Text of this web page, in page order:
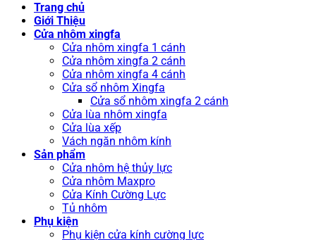
Trang chủ
Giới Thiệu
Cửa nhôm xingfa
Cửa nhôm xingfa 1 cánh
Cửa nhôm xingfa 2 cánh
Cửa nhôm xingfa 4 cánh
Cửa sổ nhôm Xingfa
Cửa sổ nhôm xingfa 2 cánh
Cửa lùa nhôm xingfa
Cửa lùa xếp
Vách ngăn nhôm kính
Sản phẩm
Cửa nhôm hệ thủy lực
Cửa nhôm Maxpro
Cửa Kính Cường Lực
Tủ nhôm
Phụ kiện
Phụ kiện cửa kính cường lực